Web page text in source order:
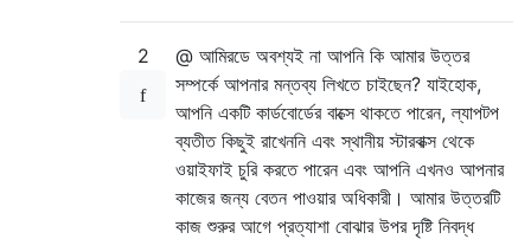
2
@ আমিরডে অবশ্যই না আপনি কি আমার উত্তর
সম্পর্কে আপনার মন্তব্য লিখতে চাইছেন? যাইহোক,
আপনি একটি কার্ডবোর্ডের বাক্সে থাকতে পারেন, ল্যাপটপ
ব্যতীত কিছুই রাখেননি এবং স্থানীয় স্টারবাক্স থেকে
ওয়াইফাই চুরি করতে পারেন এবং আপনি এখনও আপনার
কাজের জন্য বেতন পাওয়ার অধিকারী। আমার উত্তরটি
কাজ শুরুর আগে প্রত্যাশা বোঝার উপর দৃষ্টি নিবদ্ধ